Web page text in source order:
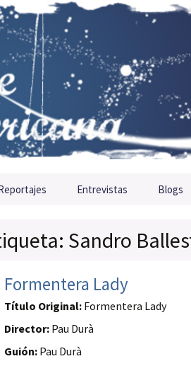
Entrevistas Blogs
Sandro
Formentera Lady
Título Original: Formentera Lady
Director: Pau Durà
Guión: Pau Durà